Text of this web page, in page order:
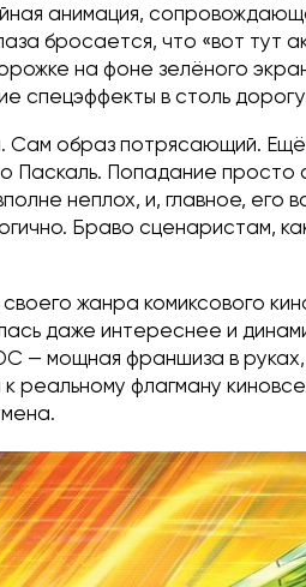
анимация,
бросается, что «вот тут
на фоне зелёного
спецэффекты в столь
Сам образ потрясающий.
Паскаль. Попадание
неплох, и, главное, его
Браво сценаристам,
жанра комиксового
даже интереснее и
— мощная франшиза в
реальному флагману